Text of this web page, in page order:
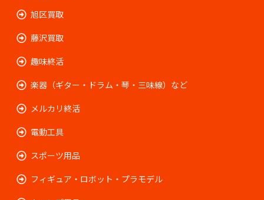
旭区買取
藤沢買取
趣味終活
楽器（ギター・ドラム・琴・三味線）など
メルカリ終活
電動工具
スポーツ用品
フィギュア・ロボット・プラモデル